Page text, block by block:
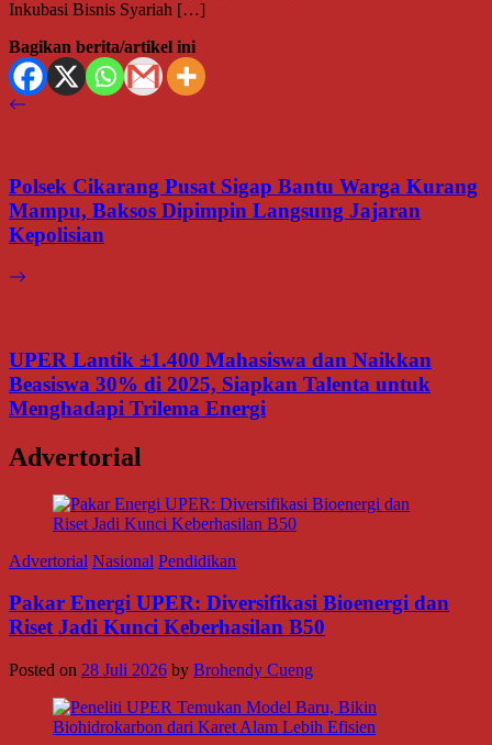
Inkubasi Bisnis Syariah […]
Bagikan berita/artikel ini
Polsek Cikarang Pusat Sigap Bantu Warga Kurang
Mampu, Baksos Dipimpin Langsung Jajaran
Kepolisian
UPER Lantik ±1.400 Mahasiswa dan Naikkan
Beasiswa 30% di 2025, Siapkan Talenta untuk
Menghadapi Trilema Energi
Advertorial
Advertorial Nasional Pendidikan
Pakar Energi UPER: Diversifikasi Bioenergi dan
Riset Jadi Kunci Keberhasilan B50
Posted on 28 Juli 2026 by Brohendy Cueng